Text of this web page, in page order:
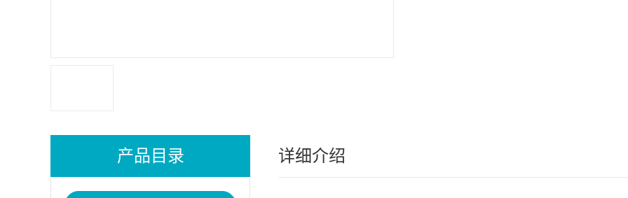
产品目录 详细介绍